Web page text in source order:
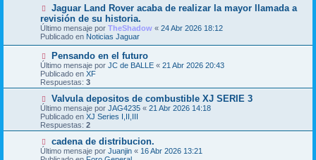
e
m
e
n
s
a
e
N
e
v
o
m
n
s
a
j
e
Jaguar Land Rover acaba de realizar la mayor llamada a
revisión de su historia.
Último mensaje por TheShadow « 24 Abr 2026 18:12
Publicado en Noticias Jaguar
N
u
e
v
o
m
e
n
s
a
e
Pensando en el futuro
Último mensaje por JC de BALLE « 21 Abr 2026 20:43
Publicado en XF
Respuestas: 3
N
u
e
v
o
m
e
n
Valvula depositos de combustible XJ SERIE 3
Último mensaje por JAG4235 « 21 Abr 2026 14:18
Publicado en XJ Series I,II,III
Respuestas: 2
N
u
e
cadena de distribucion.
Último mensaje por Juanjin « 16 Abr 2026 13:21